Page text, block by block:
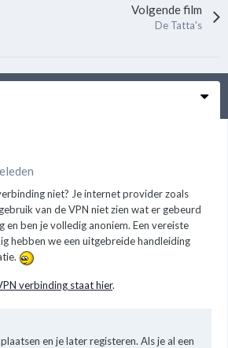
Volgende film
De Tatta's
niet? Je internet provider zoals
van de VPN niet zien wat er gebeurd
ben je volledig anoniem. Een vereiste
hebben we een uitgebreide handleiding
verbinding staat hier.
en je later registeren. Als je al een